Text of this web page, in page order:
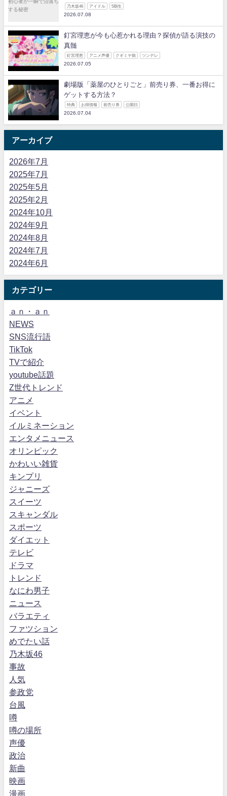
乃木坂46 アイドル 5期生
2026.07.08
釘宮理恵が今も心惹かれる理由？探偵が語る演技の
真髄
釘宮理恵 アニメ声優 クギミヤ病 ツンデレ
2026.07.05
劇場版「薬屋のひとりごと」前売り券、一番お得に
ゲットする方法？
特典 お得情報 前売り券 公開日
2026.07.04
アーカイブ
2026年7月
2025年7月
2025年5月
2025年2月
2024年10月
2024年9月
2024年8月
2024年7月
2024年6月
カテゴリー
ａｎ・ａｎ
NEWS
SNS流行語
TikTok
TVで紹介
youtube話題
Z世代トレンド
アニメ
イベント
イルミネーション
エンタメニュース
オリンピック
かわいい雑貨
キンプリ
ジャニーズ
スイーツ
スキャンダル
スポーツ
ダイエット
テレビ
ドラマ
トレンド
なにわ男子
ニュース
バラエティ
ファツション
めでたい話
乃木坂46
事故
人気
参政党
台風
噂
噂の場所
声優
政治
新曲
映画
漫画